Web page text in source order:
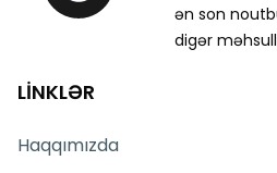
ən son
digər
LİNKLƏR
Haqqımızda